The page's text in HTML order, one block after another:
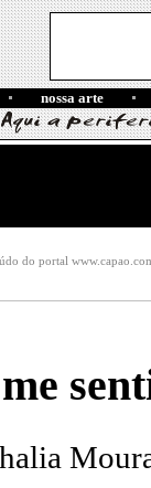
nossa arte
do portal